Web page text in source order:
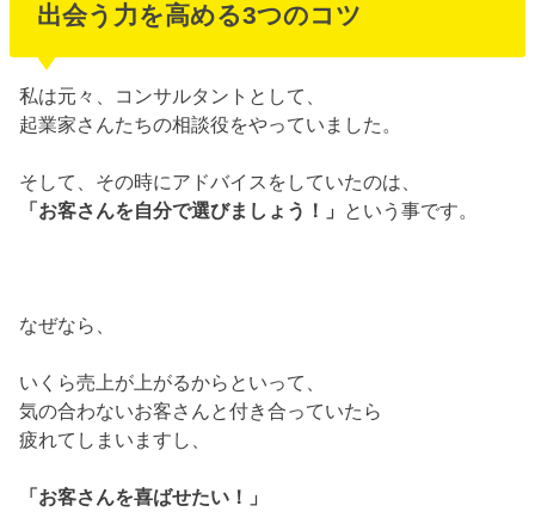
出会う力を高める3つのコツ
私は元々、コンサルタントとして、
起業家さんたちの相談役をやっていました。
そして、その時にアドバイスをしていたのは、
「お客さんを自分で選びましょう！」 という事です。
なぜなら、
いくら売上が上がるからといって、
気の合わないお客さんと付き合っていたら
疲れてしまいますし、
「お客さんを喜ばせたい！」